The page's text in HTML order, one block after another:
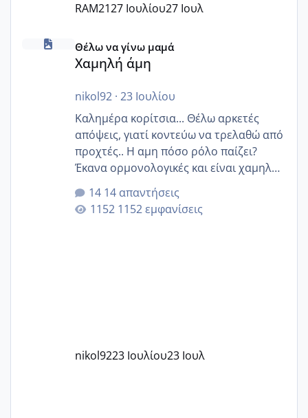
RAM2127 Ιουλίου27 Ιουλ
Χαμηλή άμη
Θέλω να γίνω μαμά
Χαμηλή άμη
nikol92· 23 Ιουλίου
Καλημέρα κορίτσια... Θέλω αρκετές
απόψεις, γιατί κοντεύω να τρελαθώ από
προχτές.. Η αμη πόσο ρόλο παίζει?
Έκανα ορμονολογικές και είναι χαμηλή
για την ηλικία μου.. Είχα ήδη μια
εγκυμοσύνη, που έπρεπε να τερματιστεί
στην 27η εβδομάδα και προσπαθώ 7
14 απαντήσεις
1152 εμφανίσεις
nikol9223 Ιουλίου23 Ιουλ